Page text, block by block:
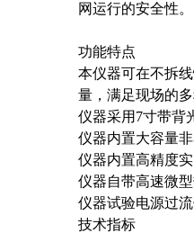
网运行的安全性。
功能特点
本仪器可在不拆
量，满足现场的
仪器采用7寸带背
仪器内置大容量
仪器内置高精度
仪器自带高速微
仪器试验电源过
技术指标